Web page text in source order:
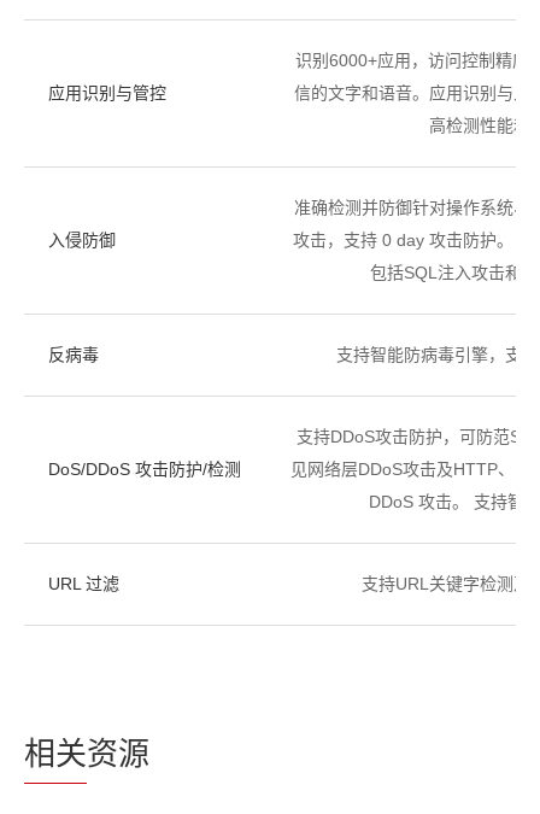
应用识别与管控
识别6000+应用，访问控制精度
信的文字和语音。应用识别与入
高检测性能和
入侵防御
准确检测并防御针对操作系统、
攻击，支持 0 day 攻击防护。
包括SQL注入攻击和
反病毒 支持智能防病毒引擎，支
DoS/DDoS 攻击防护/检测
支持DDoS攻击防护，可防范
见网络层DDoS攻击及HTTP、
DDoS 攻击。 支持智
URL 过滤 支持URL关键字检测及
相关资源